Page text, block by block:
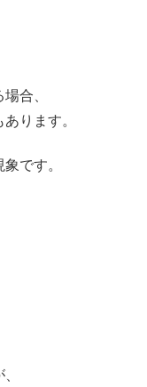
合、
ります。
です。